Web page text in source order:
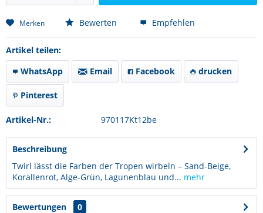
Merken Bewerten Empfehlen
Artikel teilen:
WhatsApp
Email Facebook drucken
Pinterest
Artikel-Nr.: 970117Kt12be
Beschreibung
Twirl lässt die Farben der Tropen wirbeln – Sand-Beige,
Korallenrot, Alge-Grün, Lagunenblau und... mehr
Bewertungen
0